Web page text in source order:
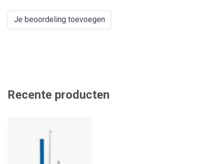
Je beoordeling toevoegen
Recente producten